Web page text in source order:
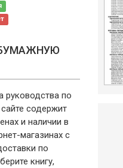
руководства по
содержит
и наличии в
магазинах с
по
книгу,